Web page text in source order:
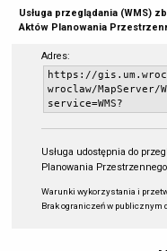
Usługa przeglądania (WMS)
Aktów Planowania
Adres:
https://
wroclaw/MapServer/
service=WMS?
Usługa udostępnia do
Planowania
Warunki wykorzystania i
Brak ograniczeń w publicznym